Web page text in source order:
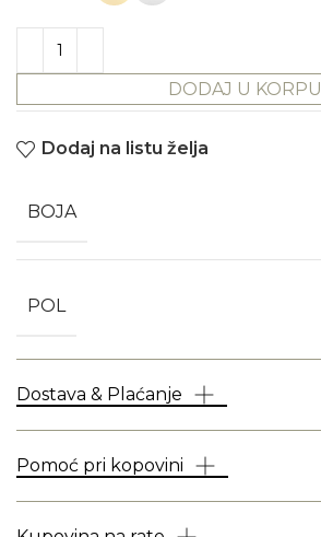
DODAJ U KORPU
Dodaj na listu želja
BOJA
POL
Dostava & Plaćanje
Pomoć pri kopovini